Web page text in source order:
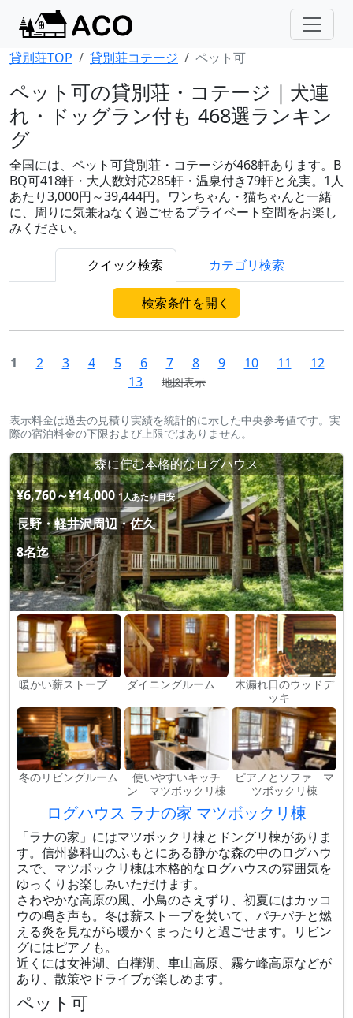
貸別荘TOP 貸別荘コテージ ペット可
ペット可の貸別荘・コテージ｜犬連
れ・ドッグラン付も 468選ランキン
グ
全国には、ペット可貸別荘・コテージが468軒あります。B
BQ可418軒・大人数対応285軒・温泉付き79軒と充実。1人
あたり3,000円～39,444円。ワンちゃん・猫ちゃんと一緒
に、周りに気兼ねなく過ごせるプライベート空間をお楽し
みください。
クイック検索 カテゴリ検索
検索条件を開く
1 2 3 4 5 6 7 8 9 10 11
12
13
地図表示
表示料金は過去の見積り実績を統計的に示した中央参考値です。実
際の宿泊料金の下限および上限ではありません。
森に佇む本格的なログハウス
¥6,760～¥14,000 1人あたり目安
長野・軽井沢周辺・佐久
8名迄
暖かい薪ストーブ ダイニングルーム
木漏れ日のウッドデ
ッキ
冬のリビングルーム
使いやすいキッチ
ン マツボックリ棟
ピアノとソファ マ
ツボックリ棟
ログハウス ラナの家 マツボックリ棟
「ラナの家」にはマツボックリ棟とドングリ棟がありま
す。信州蓼科山のふもとにある静かな森の中のログハウ
スで、マツボックリ棟は本格的なログハウスの雰囲気を
ゆっくりお楽しみいただけます。
さわやかな高原の風、小鳥のさえずり、初夏にはカッコ
ウの鳴き声も。冬は薪ストーブを焚いて、パチパチと燃
える炎を見ながら暖かくまったりと過ごせます。リビン
グにはピアノも。
近くには女神湖、白樺湖、車山高原、霧ケ峰高原などが
あり、散策やドライブが楽しめます。
ペット可